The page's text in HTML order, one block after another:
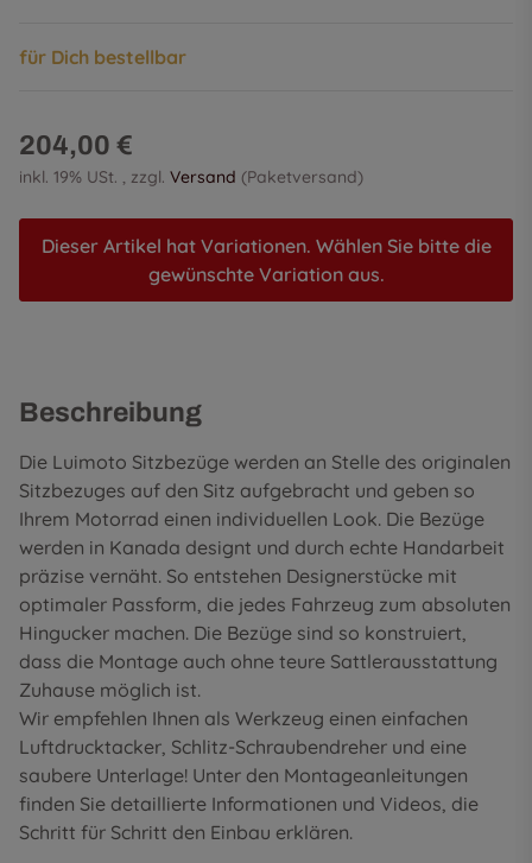
für Dich bestellbar
204,00 €
inkl. 19% USt. , zzgl. Versand (Paketversand)
Dieser Artikel hat Variationen. Wählen Sie bitte die
gewünschte Variation aus.
Beschreibung
Die Luimoto Sitzbezüge werden an Stelle des originalen
Sitzbezuges auf den Sitz aufgebracht und geben so
Ihrem Motorrad einen individuellen Look. Die Bezüge
werden in Kanada designt und durch echte Handarbeit
präzise vernäht. So entstehen Designerstücke mit
optimaler Passform, die jedes Fahrzeug zum absoluten
Hingucker machen. Die Bezüge sind so konstruiert,
dass die Montage auch ohne teure Sattlerausstattung
Zuhause möglich ist.
Wir empfehlen Ihnen als Werkzeug einen einfachen
Luftdrucktacker, Schlitz-Schraubendreher und eine
saubere Unterlage! Unter den Montageanleitungen
finden Sie detaillierte Informationen und Videos, die
Schritt für Schritt den Einbau erklären.